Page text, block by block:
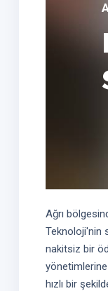
Ağrı
Teknoloji'nin
nakitsiz bir
hızlı bir